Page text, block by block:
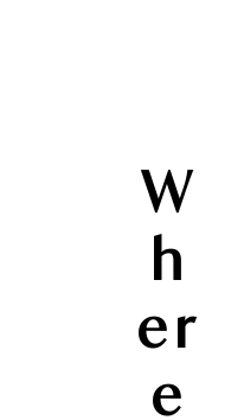
W
h
er
e